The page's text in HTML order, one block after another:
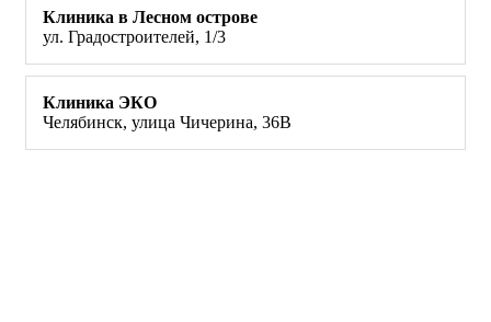
Клиника в Лесном острове
ул. Градостроителей, 1/3
Клиника ЭКО
Челябинск, улица Чичерина, 36В